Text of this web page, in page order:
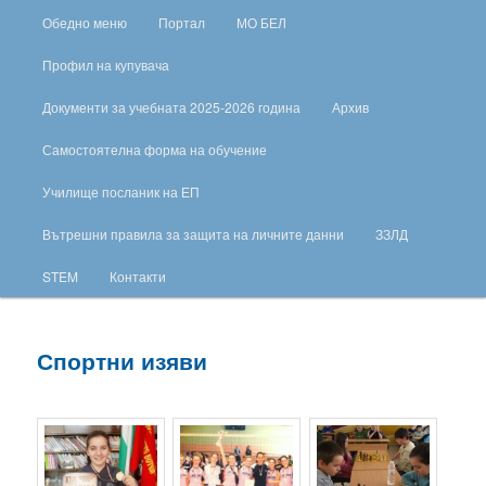
Обедно меню Портал МО БЕЛ
Профил на купувача
Документи за учебната 2025-2026 година Архив
Самостоятелна форма на обучение
Училище посланик на ЕП
Вътрешни правила за защита на личните данни ЗЗЛД
STEM Контакти
Спортни изяви